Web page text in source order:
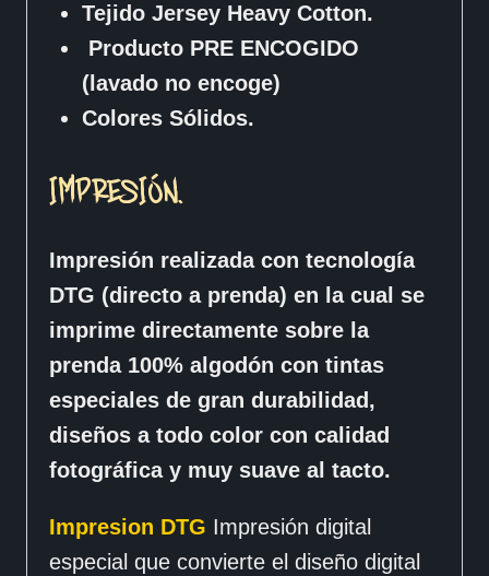
Tejido Jersey Heavy Cotton.
Producto PRE ENCOGIDO
(lavado no encoge)
Colores Sólidos.
IMPRESIÓN.
Impresión realizada con tecnología
DTG (directo a prenda) en la cual se
imprime directamente sobre la
prenda 100% algodón con tintas
especiales de gran durabilidad,
diseños a todo color con calidad
fotográfica y muy suave al tacto.
Impresion DTG Impresión digital
especial que convierte el diseño digital